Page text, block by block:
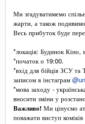
Ми згадуватимемо
жарти, а також
Весь прибуток буде
*локація: Будинок Кіно,
*початок о 19:00.
*вхід для бійців ЗСУ
записом в інстаграм
*мова заходу -
вносити зміни у
Важливо! Ми цінуємо
поважати виступ